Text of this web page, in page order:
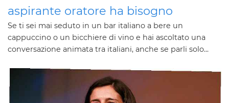
aspirante oratore ha bisogno
Se ti sei mai seduto in un bar italiano a bere un
cappuccino o un bicchiere di vino e hai ascoltato una
conversazione animata tra italiani, anche se parli solo...